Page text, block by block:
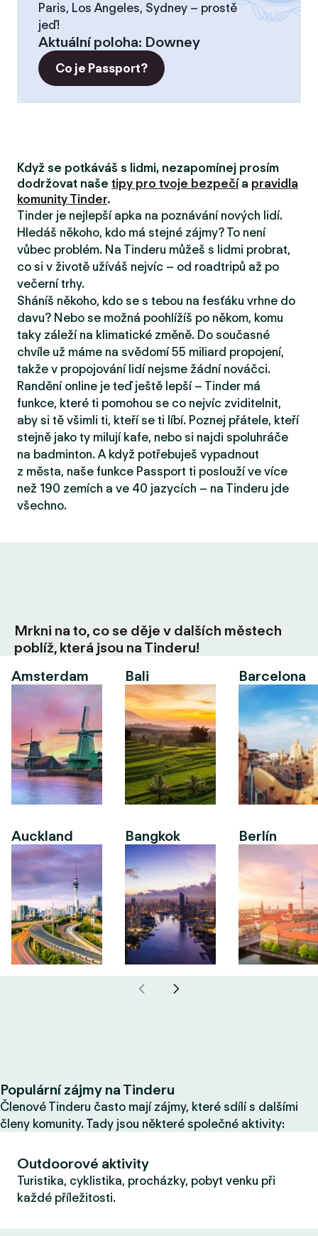
Paris, Los Angeles, Sydney – prostě
jeď!
Aktuální poloha: Downey
Co je Passport?
Když se potkáváš s lidmi, nezapomínej prosím
dodržovat naše tipy pro tvoje bezpečía pravidla
komunity Tinder.
Tinder je nejlepší apka na poznávání nových lidí.
Hledáš někoho, kdo má stejné zájmy? To není
vůbec problém. Na Tinderu můžeš s lidmi probrat,
co si v životě užíváš nejvíc – od roadtripů až po
večerní trhy.
Sháníš někoho, kdo se s tebou na fesťáku vrhne do
davu? Nebo se možná poohlížíš po někom, komu
taky záleží na klimatické změně. Do současné
chvíle už máme na svědomí 55 miliard propojení,
takže v propojování lidí nejsme žádní nováčci.
Randění online je teď ještě lepší – Tinder má
funkce, které ti pomohou se co nejvíc zviditelnit,
aby si tě všimli ti, kteří se ti líbí. Poznej přátele, kteří
stejně jako ty milují kafe, nebo si najdi spoluhráče
na badminton. A když potřebuješ vypadnout
z města, naše funkce Passport ti poslouží ve více
než 190 zemích a ve 40 jazycích – na Tinderu jde
všechno.
Mrkni na to, co se děje v dalších městech
poblíž, která jsou na Tinderu!
Amsterdam
Auckland
Bali
Bangkok
Barcelona
Berlín
Populární zájmy na Tinderu
Členové Tinderu často mají zájmy, které sdílí s dalšími
členy komunity. Tady jsou některé společné aktivity:
Outdoorové aktivity
Turistika, cyklistika, procházky, pobyt venku při
každé příležitosti.